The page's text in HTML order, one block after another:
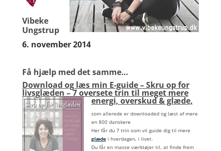
Vibeke
Ungstrup
6. november 2014
Få hjælp med det samme…
Download og læs min E-guide – Skru op for
livsglæden – 7 oversete trin til meget mere
energi, overskud & glæde,
som allerede er downloaded og læst af mere
en 800 danskere
Her får du 7 trin som vil guide dig til mere
glædei hverdagen, i livet.
Du får en masse værktøjer til, at finde frem